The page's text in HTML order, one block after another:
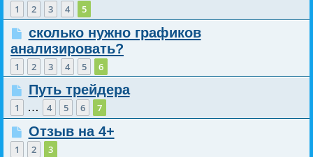
1 2 3 4 5
сколько нужно графиков
анализировать?
1 2 3 4 5 6
Путь трейдера
1 … 4 5 6 7
Отзыв на 4+
1 2 3